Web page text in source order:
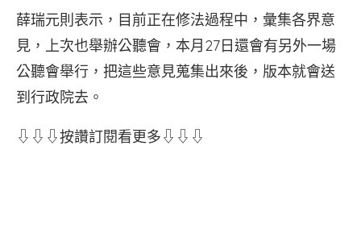
薛瑞元則表示，目前正在修法過程中，彙集各界意
見，上次也舉辦公聽會，本月27日還會有另外一場
公聽會舉行，把這些意見蒐集出來後，版本就會送
到行政院去。
⇩⇩⇩按讚訂閱看更多⇩⇩⇩